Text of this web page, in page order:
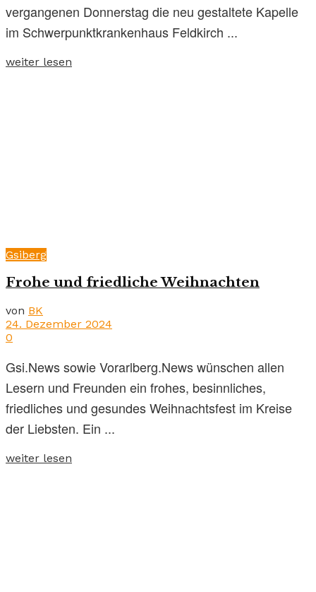
vergangenen Donnerstag die neu gestaltete Kapelle
im Schwerpunktkrankenhaus Feldkirch ...
weiter lesen
Gsiberg
Frohe und friedliche Weihnachten
von BK
24. Dezember 2024
0
Gsi.News sowie Vorarlberg.News wünschen allen
Lesern und Freunden ein frohes, besinnliches,
friedliches und gesundes Weihnachtsfest im Kreise
der Liebsten. Ein ...
weiter lesen